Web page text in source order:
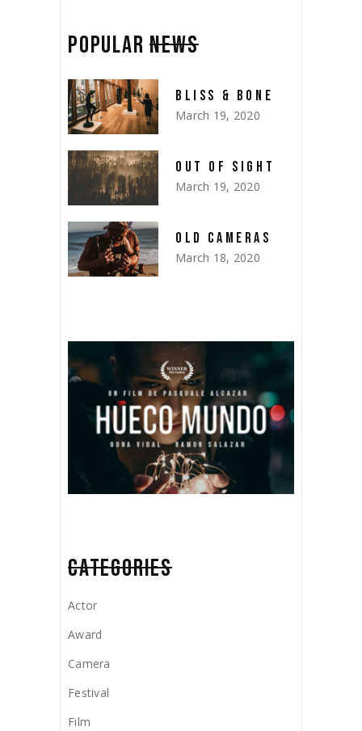
POPULARNEWS
BLISS & BONE
March 19, 2020
OUT OF SIGHT
March 19, 2020
OLD CAMERAS
March 18, 2020
CATEGORIES
Actor
Award
Camera
Festival
Film